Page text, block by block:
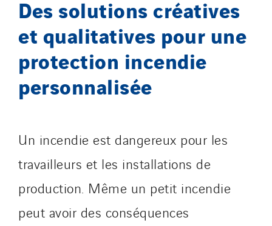
Des solutions créatives
et qualitatives pour une
protection incendie
personnalisée
Un incendie est dangereux pour les
travailleurs et les installations de
production. Même un petit incendie
peut avoir des conséquences